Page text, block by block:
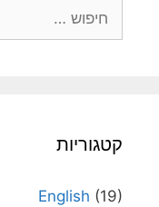
קטגוריות
English (19)